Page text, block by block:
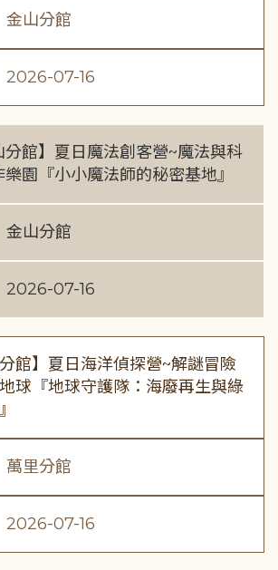
金山分館
2026-07-16
分館】夏日魔法創客營~魔法與科
園『小小魔法師的秘密基地』
金山分館
2026-07-16
分館】夏日海洋偵探營~解謎冒險
球『地球守護隊：海廢再生與綠
萬里分館
2026-07-16